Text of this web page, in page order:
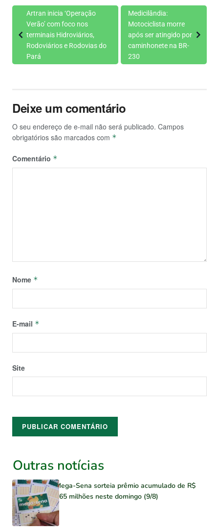
Artran inicia ‘Operação
Verão’ com foco nos
terminais Hidroviários,
Rodoviários e Rodovias do
Pará
Medicilândia:
Motociclista morre
após ser atingido por
caminhonete na BR-
230
Deixe um comentário
O seu endereço de e-mail não será publicado. Campos
obrigatórios são marcados com *
Comentário *
Nome *
E-mail *
Site
Outras notícias
Mega-Sena sorteia prêmio acumulado de R$
165 milhões neste domingo (9/8)